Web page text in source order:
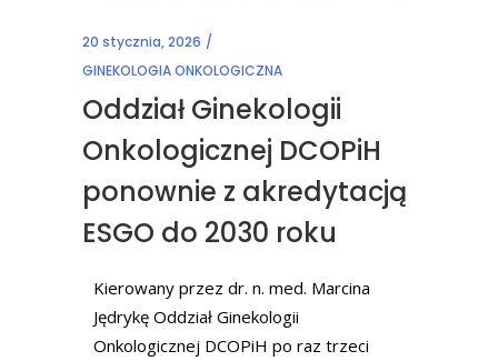
20 stycznia, 2026
GINEKOLOGIA ONKOLOGICZNA
Oddział Ginekologii
Onkologicznej DCOPiH
ponownie z akredytacją
ESGO do 2030 roku
Kierowany przez dr. n. med. Marcina
Jędrykę Oddział Ginekologii
Onkologicznej DCOPiH po raz trzeci